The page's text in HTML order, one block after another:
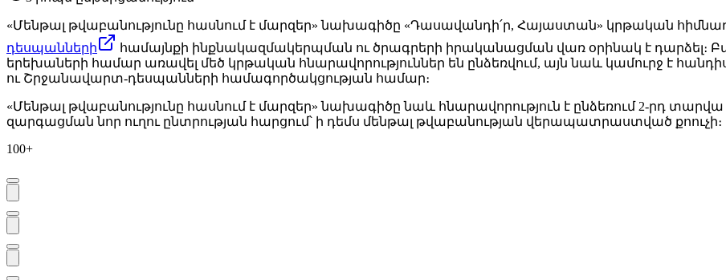
«Մենթալ թվաբանությունը հասնում է մարզեր» նախագիծը «Դասավանդի՛ր, Հայաստան» կրթական
դեսպանների
համայնքի ինքնակազմակերպման ու ծրագրերի իրականացման վառ օրինակ է դարձել։
երեխաների համար առավել մեծ կրթական հնարավորություններ են ընձեռվում, այն նաև կամուրջ է
ու Շրջանավարտ-դեսպանների համագործակցության համար։
«Մենթալ թվաբանությունը հասնում է մարզեր» նախագիծը նաև հնարավորություն է ընձեռում 2-րդ
զարգացման նոր ուղու ընտրության հարցում՝ ի դեմս մենթալ թվաբանության վերապատրաստված քոուչի։
100+